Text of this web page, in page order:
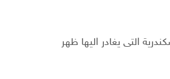
التى يغادر اليها ظهر